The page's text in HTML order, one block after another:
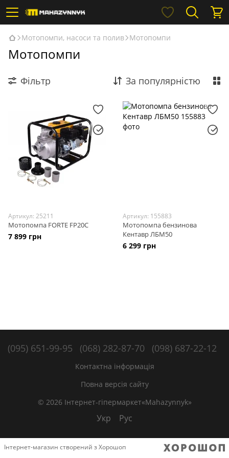
Мотопомпи, насоси та полив Мотопомпи
Мотопомпи
Фільтр За популярністю
Артикул: 25211
Мотопомпа FORTE FP20C
7 899 грн
Артикул: 155883
Мотопомпа бензинова
Кентавр ЛБМ50
6 299 грн
(095) 651-99-95 (068) 282-87-70 (098) 687-22-12
Контактна інформація
Повна версія сайту
© 2026 Інтернет-гіпермаркет«Mahazynnyk»
Укр Рус
Інтернет-магазин створений з Хорошоп